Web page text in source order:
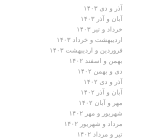
آذر و دی ۱۴۰۳
آبان و آذر ۱۴۰۳
خرداد و تیر ۱۴۰۳
اردیبهشت و خرداد ۱۴۰۳
فروردین و اردیبهشت ۱۴۰۳
بهمن و اسفند ۱۴۰۲
دی و بهمن ۱۴۰۲
آذر و دی ۱۴۰۲
آبان و آذر ۱۴۰۲
مهر و آبان ۱۴۰۲
شهریور و مهر ۱۴۰۲
مرداد و شهریور ۱۴۰۲
تیر و مرداد ۱۴۰۲